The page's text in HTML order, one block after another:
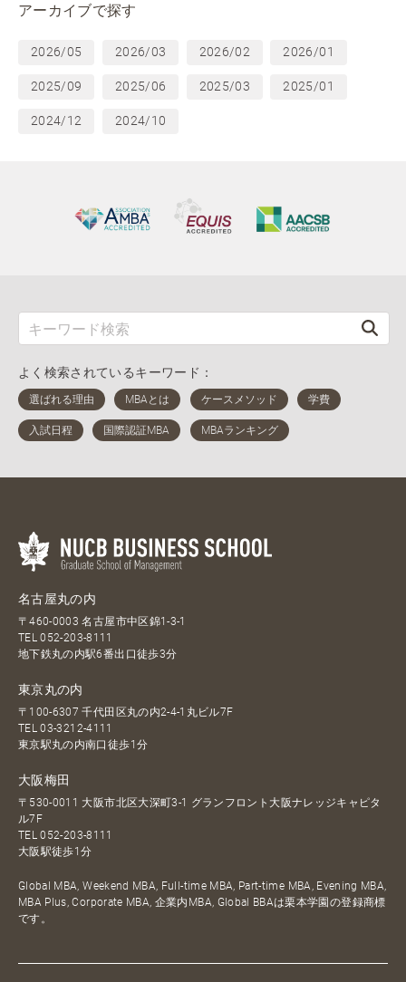
アーカイブで探す
2026/05 2026/03 2026/02 2026/01
2025/09 2025/06 2025/03 2025/01
2024/12 2024/10
よく検索されているキーワード：
名古屋丸の内
〒460-0003 名古屋市中区錦1-3-1
TEL052-203-8111
地下鉄丸の内駅6番出口徒歩3分
東京丸の内
〒100-6307 千代田区丸の内2-4-1丸ビル7F
TEL03-3212-4111
東京駅丸の内南口徒歩1分
大阪梅田
〒530-0011 大阪市北区大深町3-1 グランフロント大阪ナレッジキャピタ
ル7F
TEL052-203-8111
大阪駅徒歩1分
Global MBA, Weekend MBA, Full-time MBA, Part-time MBA, Evening MBA,
MBA Plus, Corporate MBA, 企業内MBA, Global BBAは栗本学園の登録商標
です。